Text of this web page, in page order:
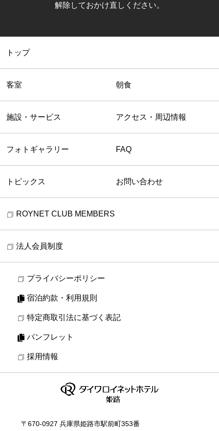
解除しておかけ直しください。
トップ
客室 朝食
施設・サービス アクセス・周辺情報
フォトギャラリー FAQ
トピックス お問い合わせ
ROYNET CLUB MEMBERS
法人会員制度
プライバシーポリシー
宿泊約款・利用規則
特定商取引法に基づく表記
パンフレット
採用情報
〒670-0927 兵庫県姫路市駅前町353番